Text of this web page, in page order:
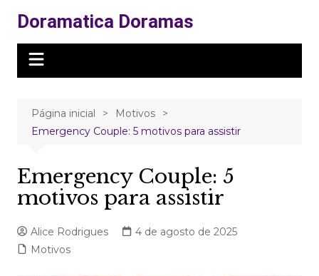
para
conteúdo
Doramatica Doramas
Página inicial
Motivos
Emergency Couple: 5 motivos para assistir
Emergency Couple: 5
motivos para assistir
Alice Rodrigues
4 de agosto de 2025
Motivos